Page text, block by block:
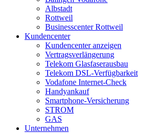
Albstadt
Rottweil
Businesscenter Rottweil
Kundencenter
Kundencenter anzeigen
Vertragsverlängerung
Telekom Glasfaserausbau
Telekom DSL-Verfügbarkeit
Vodafone Internet-Check
Handyankauf
Smartphone-Versicherung
STROM
GAS
Unternehmen